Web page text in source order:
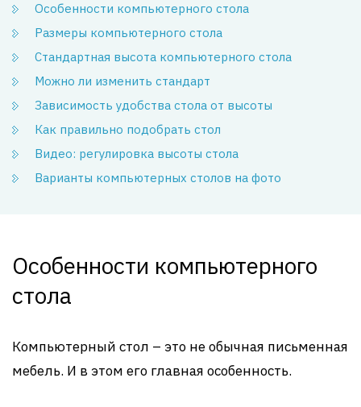
Особенности компьютерного стола
Размеры компьютерного стола
Стандартная высота компьютерного стола
Можно ли изменить стандарт
Зависимость удобства стола от высоты
Как правильно подобрать стол
Видео: регулировка высоты стола
Варианты компьютерных столов на фото
Особенности компьютерного
стола
Компьютерный стол – это не обычная письменная
мебель. И в этом его главная особенность.